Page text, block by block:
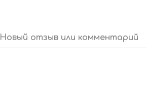
Новый отзыв или комментарий